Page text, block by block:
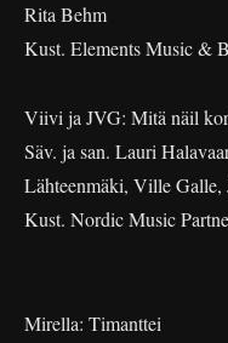
Rita Behm
Kust. Elements Music &
Viivi ja JVG: Mitä näil
Säv. ja san. Lauri
Lähteenmäki, Ville
Kust. Nordic Music
Mirella: Timanttei